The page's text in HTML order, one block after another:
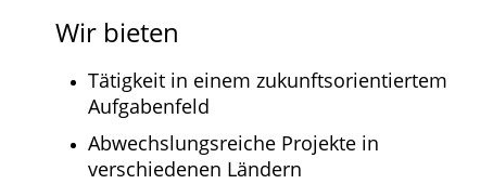
Wir bieten
Tätigkeit in einem zukunftsorientiertem
Aufgabenfeld
Abwechslungsreiche Projekte in
verschiedenen Ländern